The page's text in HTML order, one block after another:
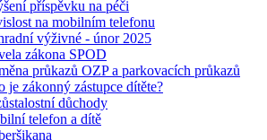
příspěvku na péči
na mobilním telefonu
výživné - únor 2025
zákona SPOD
průkazů OZP a parkovacích průkazů
je zákonný zástupce dítěte?
důchody
telefon a dítě